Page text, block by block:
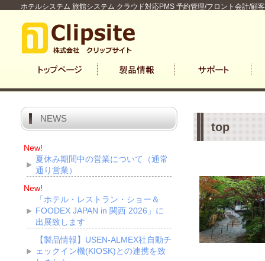
ホテルシステム 旅館システム クラウド対応PMS 予約管理/フロント会計/顧
top
NEWS
New!
夏休み期間中の営業について（通常
通り営業）
New!
「ホテル・レストラン・ショー＆
FOODEX JAPAN in 関西 2026」に
出展致します
【製品情報】USEN-ALMEX社自動チ
ェックイン機(KIOSK)との連携を致